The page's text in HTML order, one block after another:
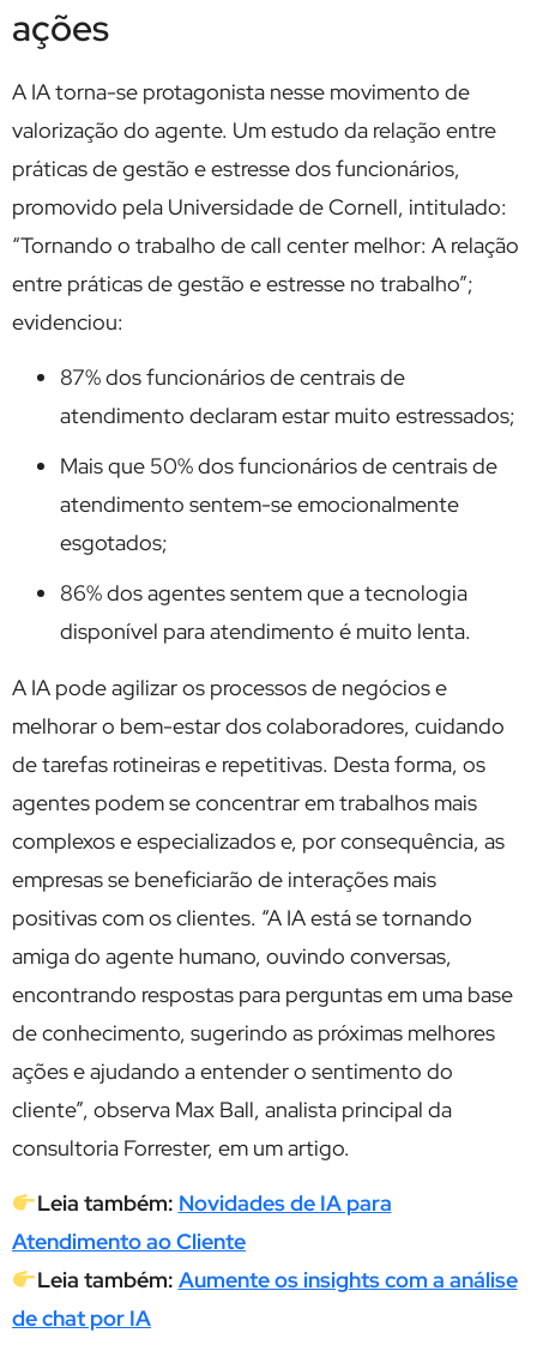
ações
A IA torna-se protagonista nesse movimento de
valorização do agente. Um estudo da relação entre
práticas de gestão e estresse dos funcionários,
promovido pela Universidade de Cornell, intitulado:
“Tornando o trabalho de call center melhor: A relação
entre práticas de gestão e estresse no trabalho”;
evidenciou:
87% dos funcionários de centrais de
atendimento declaram estar muito estressados;
Mais que 50% dos funcionários de centrais de
atendimento sentem-se emocionalmente
esgotados;
86% dos agentes sentem que a tecnologia
disponível para atendimento é muito lenta.
A IA pode agilizar os processos de negócios e
melhorar o bem-estar dos colaboradores, cuidando
de tarefas rotineiras e repetitivas. Desta forma, os
agentes podem se concentrar em trabalhos mais
complexos e especializados e, por consequência, as
empresas se beneficiarão de interações mais
positivas com os clientes. “A IA está se tornando
amiga do agente humano, ouvindo conversas,
encontrando respostas para perguntas em uma base
de conhecimento, sugerindo as próximas melhores
ações e ajudando a entender o sentimento do
cliente”, observa Max Ball, analista principal da
consultoria Forrester, em um artigo.
Leia também: Novidades de IA para
Atendimento ao Cliente
Leia também: Aumente os insights com a análise
de chat por IA